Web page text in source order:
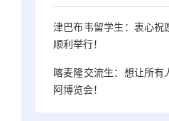
津巴布韦留学生：衷心祝
顺利举行！
喀麦隆交流生：想让所有
阿博览会！